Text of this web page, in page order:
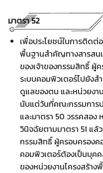
Search
for:
มาตรา 52
เพื่อประโยชน์ในการติดต่
พื้นฐานสำคัญทางสารสน
ของเจ้าของกรรมสิทธิ์ ผู้
ระบบคอมพิวเตอร์ไปยัง
ดูแลของตน และหน่วยงา
นับแต่วันที่คณะกรรมการ
และมาตรา 50 วรรคสอ
วินิจฉัยตามมาตรา 51 แ
กรรมสิทธิ์ ผู้ครอบครองค
คอมพิวเตอร์ต้องเป็นบุค
ของหน่วยงานโครงสร้า